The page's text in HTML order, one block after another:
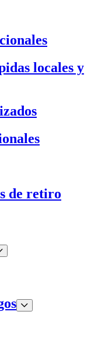
locales y
de retiro